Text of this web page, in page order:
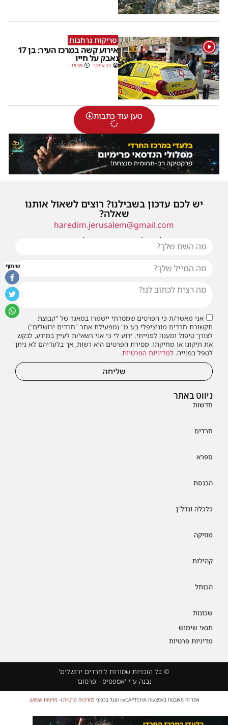
1 סריקות נרחבות
אירוע קשה במרכז העיר: בן 17
נאבק על חייו
דב אייזנר 15:39
טען עוד כתבות
ניווט באתר
חדשות
חרדים
ספרא
הכנסת
כלכלה ונדל"ן
מוזיקה
קהילות
הכותל
שכונות
תנאי שימוש
מדיניות פרטיות
יש לכם עדכון בשבילנו? רוצים לשאול אותנו
שאלה?
haredim.jerusalem@gmail.com
או שילחו אלינו פנייה ונחזור אליכם בהקדם
אני מאשר/ת כי הפרטים שמסרתי יישמרו במאגר של "קבוצת
תקשורת חרדים מוניציפלי בע"מ" (מפעילת אתר "חרדים ירושלים")
לצורך טיפול ומענה לפנייתי. ידוע לי כי אני רשאי/ת לעיין במידע, לבקש
את תיקונו או מחיקתו. מסירת הפרטים היא רשות, אך בלעדיהם לא ניתן
לטפל בפנייה. למדיניות הפרטיות.
שליחה
© כל הזכויות שמורות ל'חרדים ירושלים'
נבנה ע"י 'אמפסיס - פרסום'
אתר זה מאובטח באמצעות reCAPTCHA וגוגל בכפוף למדיניות פרטיות ו-מדיניות שימוש.
שיתוף